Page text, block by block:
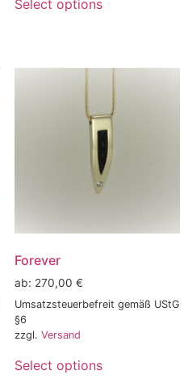
Select options
Forever
ab: 270,00 €
Umsatzsteuerbefreit gemäß UStG
§6
zzgl. Versand
Select options